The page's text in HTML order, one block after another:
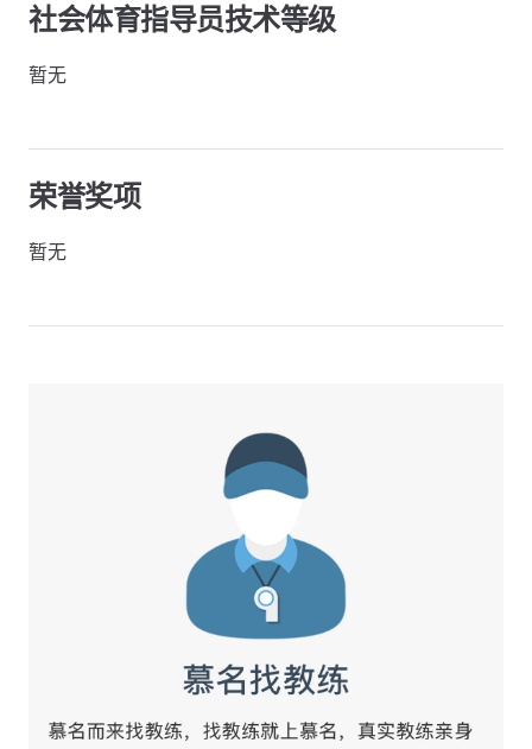
社会体育指导员技术等级
暂无
荣誉奖项
暂无